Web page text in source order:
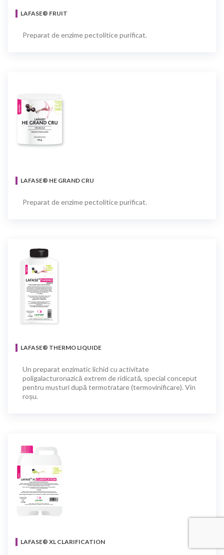
LAFASE® FRUIT
Preparat de enzime pectolitice purificat.
LAFASE® HE GRAND CRU
Preparat de enzime pectolitice purificat.
LAFASE® THERMO LIQUIDE
Un preparat enzimatic lichid cu activitate
poligalacturonazică extrem de ridicată, special conceput
pentru musturi după termotratare (termovinificare). Vin
roșu.
LAFASE® XL CLARIFICATION